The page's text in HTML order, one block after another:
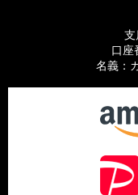
支
口
名義：